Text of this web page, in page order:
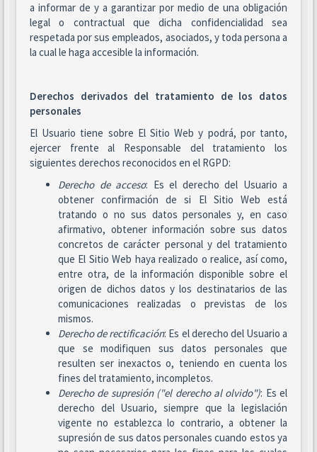
a informar de y a garantizar por medio de una obligación
legal o contractual que dicha confidencialidad sea
respetada por sus empleados, asociados, y toda persona a
la cual le haga accesible la información.
Derechos derivados del tratamiento de los datos
personales
El Usuario tiene sobre El Sitio Web y podrá, por tanto,
ejercer frente al Responsable del tratamiento los
siguientes derechos reconocidos en el RGPD:
Derecho de acceso: Es el derecho del Usuario a
obtener confirmación de si El Sitio Web está
tratando o no sus datos personales y, en caso
afirmativo, obtener información sobre sus datos
concretos de carácter personal y del tratamiento
que El Sitio Web haya realizado o realice, así como,
entre otra, de la información disponible sobre el
origen de dichos datos y los destinatarios de las
comunicaciones realizadas o previstas de los
mismos.
Derecho de rectificación: Es el derecho del Usuario a
que se modifiquen sus datos personales que
resulten ser inexactos o, teniendo en cuenta los
fines del tratamiento, incompletos.
Derecho de supresión ("el derecho al olvido"): Es el
derecho del Usuario, siempre que la legislación
vigente no establezca lo contrario, a obtener la
supresión de sus datos personales cuando estos ya